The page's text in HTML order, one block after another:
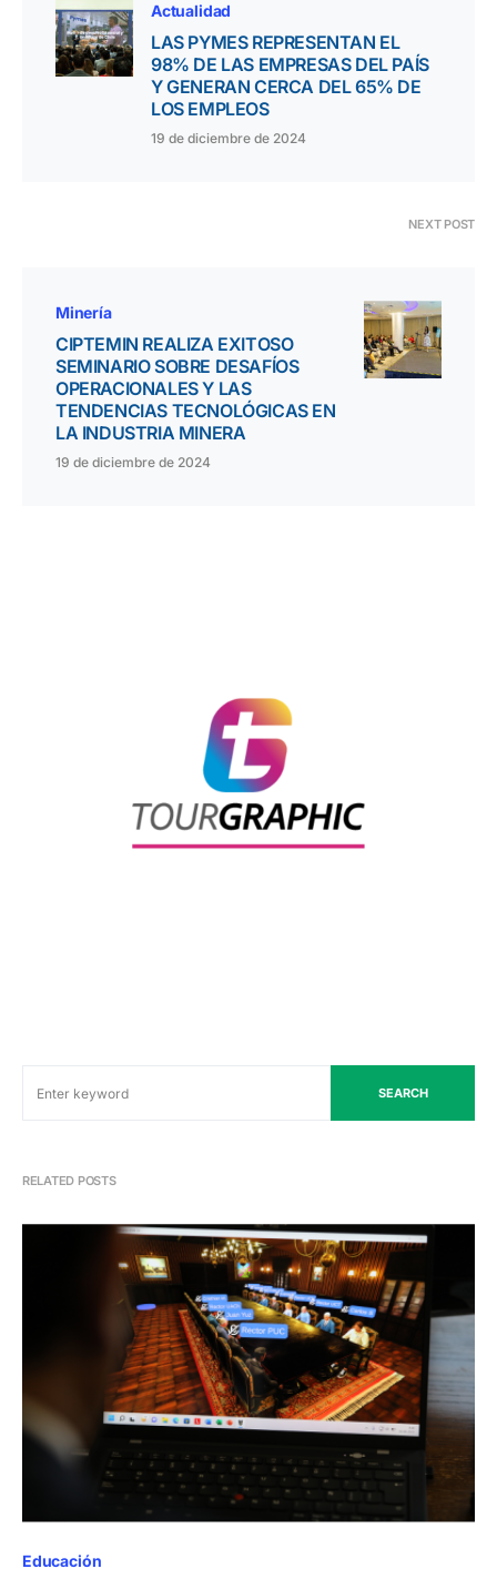
Actualidad
LAS PYMES REPRESENTAN EL
98% DE LAS EMPRESAS DEL PAÍS
Y GENERAN CERCA DEL 65% DE
LOS EMPLEOS
19 de diciembre de 2024
NEXT POST
Minería
CIPTEMIN REALIZA EXITOSO
SEMINARIO SOBRE DESAFÍOS
OPERACIONALES Y LAS
TENDENCIAS TECNOLÓGICAS EN
LA INDUSTRIA MINERA
19 de diciembre de 2024
SEARCH
RELATED POSTS
Educación